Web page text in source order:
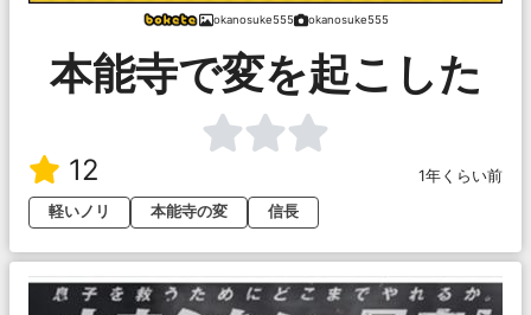
okanosuke555 okanosuke555
本能寺で変を起こした
12
1年くらい前
軽いノリ
本能寺の変 信長